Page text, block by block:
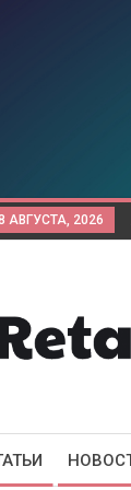
АВГУСТА, 2026